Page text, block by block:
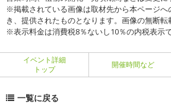
※掲載されている画像は取材先から本ページへ
き、提供されたものとなります。画像の無断転
※表示料金は消費税8％ないし10％の内税表示で
イベント詳細
トップ
開催時間など
一覧に戻る